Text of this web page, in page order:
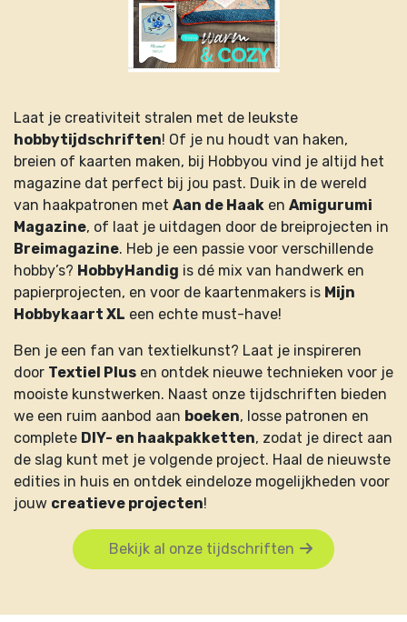
Laat je creativiteit stralen met de leukste
hobbytijdschriften! Of je nu houdt van haken,
breien of kaarten maken, bij Hobbyou vind je altijd het
magazine dat perfect bij jou past. Duik in de wereld
van haakpatronen met Aan de Haak en Amigurumi
Magazine, of laat je uitdagen door de breiprojecten in
Breimagazine. Heb je een passie voor verschillende
hobby’s? HobbyHandig is dé mix van handwerk en
papierprojecten, en voor de kaartenmakers is Mijn
Hobbykaart XL een echte must-have!
Ben je een fan van textielkunst? Laat je inspireren
door Textiel Plus en ontdek nieuwe technieken voor je
mooiste kunstwerken. Naast onze tijdschriften bieden
we een ruim aanbod aan boeken, losse patronen en
complete DIY- en haakpakketten, zodat je direct aan
de slag kunt met je volgende project. Haal de nieuwste
edities in huis en ontdek eindeloze mogelijkheden voor
jouw creatieve projecten!
Bekijk al onze tijdschriften